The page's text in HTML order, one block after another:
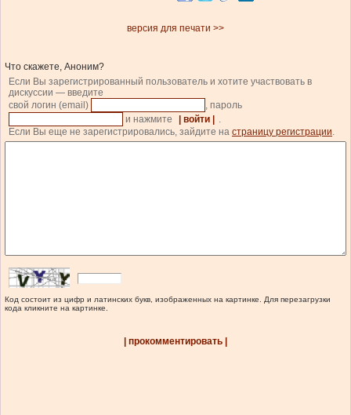
версия для печати >>
Что скажете, Аноним?
Если Вы зарегистрированный пользователь и хотите участвовать в
дискуссии — введите
свой логин (email)
, пароль
и нажмите
| войти |
.
Если Вы еще не зарегистрировались, зайдите на страницу регистрации.
Код состоит из цифр и латинских букв, изображенных на картинке. Для перезагрузки
кода кликните на картинке.
| прокомментировать |